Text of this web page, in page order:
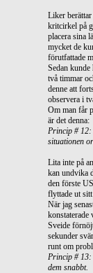
Liker
kritcirkel på
placera sina
mycket de
förutfattade
Sedan kunde
två timmar
denne att
observera i
Om man får
är det denna:
Princip # 12:
situationen
Lita inte på
kan undvika
den förste
flyttade ut
När jag
konstaterade
Sveide
sekunder
runt om
Princip # 13:
dem snabbt.